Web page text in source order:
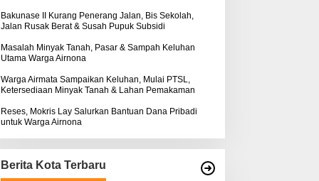
Bakunase II Kurang Penerang Jalan, Bis Sekolah,
Jalan Rusak Berat & Susah Pupuk Subsidi
Masalah Minyak Tanah, Pasar & Sampah Keluhan
Utama Warga Airnona
Warga Airmata Sampaikan Keluhan, Mulai PTSL,
Ketersediaan Minyak Tanah & Lahan Pemakaman
Reses, Mokris Lay Salurkan Bantuan Dana Pribadi
untuk Warga Airnona
Berita Kota Terbaru